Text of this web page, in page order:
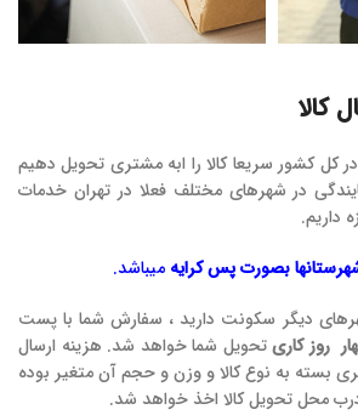
کالا
کل کشور سریعا کالا را ابه مشتری تحویل دهیم
در شهرهای مختلف فعلا در تهران خدمات
داریم.
بصورت پس کرایه میباشد.
دیگر سکونت دارید ، سفارش شما با پست
روز کاریتحویل شما خواهد شد. هزینه ارسال
بسته به نوع کالا و وزن و حجم آن متغیر بوده
محل تحویل کالا اخذ خواهد شد.